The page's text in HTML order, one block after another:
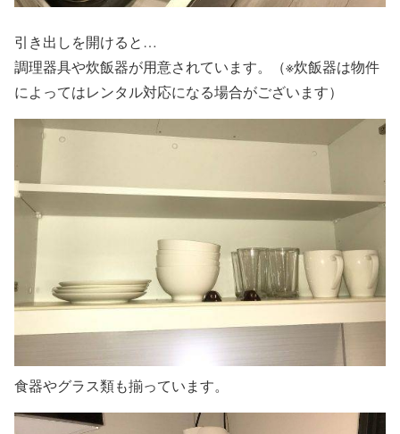
引き出しを開けると…
調理器具や炊飯器が用意されています。（※炊飯器は物件
によってはレンタル対応になる場合がございます）
食器やグラス類も揃っています。